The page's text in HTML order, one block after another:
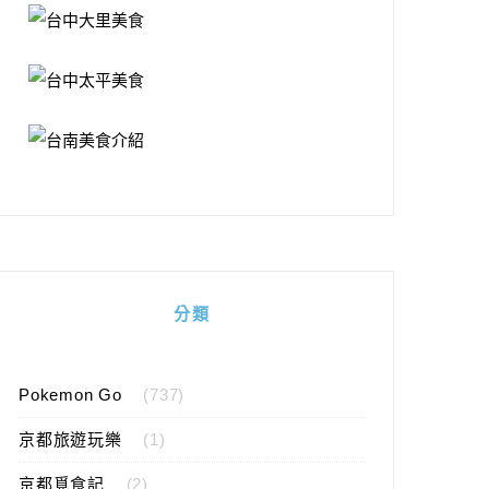
分類
Pokemon Go (737)
京都旅遊玩樂 (1)
京都覓食記 (2)